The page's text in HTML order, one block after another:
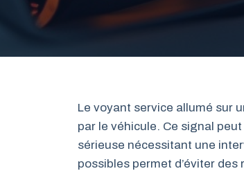
Le voyant service allumé sur
par le véhicule. Ce signal
sérieuse nécessitant une
possibles permet d’éviter